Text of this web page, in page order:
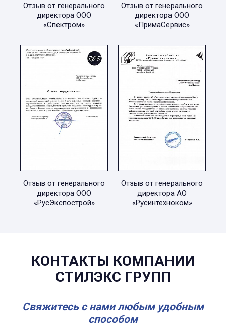
Отзыв от генерального
директора ООО
«Спектром»
Отзыв от генерального
директора ООО
«ПримаСервис»
Отзыв от генерального
директора ООО
«РусЭкспострой»
Отзыв от генерального
директора АО
«Русинтехноком»
КОНТАКТЫ КОМПАНИИ
СТИЛЭКС ГРУПП
Свяжитесь с нами любым удобным
способом